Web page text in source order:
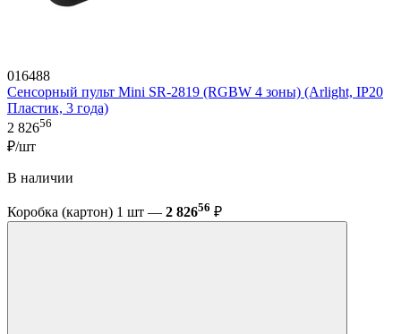
016488
Сенсорный пульт Mini SR-2819 (RGBW 4 зоны) (Arlight, IP20
Пластик, 3 года)
2 82656
₽/шт
В наличии
Коробка (картон) 1 шт — 2 82656 ₽